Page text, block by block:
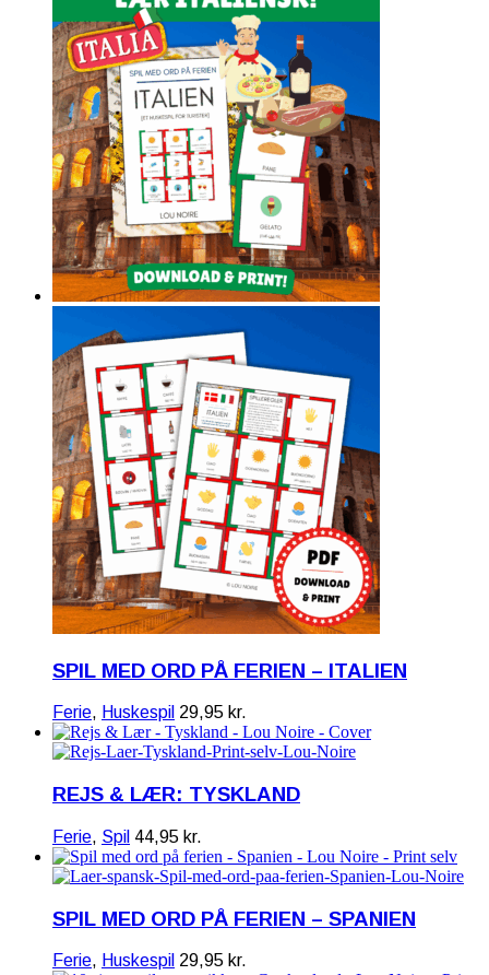
SPIL MED ORD PÅ FERIEN – ITALIEN
Ferie, Huskespil 29,95 kr.
REJS & LÆR: TYSKLAND
Ferie, Spil 44,95 kr.
SPIL MED ORD PÅ FERIEN – SPANIEN
Ferie, Huskespil 29,95 kr.